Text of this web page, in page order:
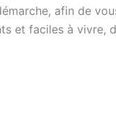
afin de
et faciles à vivre,